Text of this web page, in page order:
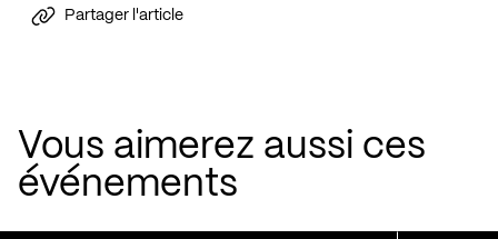
Partager l'article
Vous aimerez aussi ces
événements